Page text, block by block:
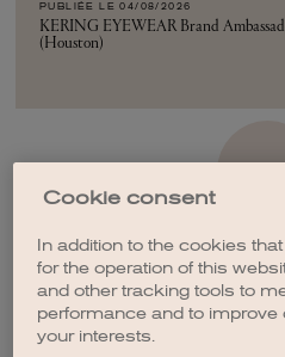
PUBLIÉE LE 04/08/2026
KERING EYEWEAR Brand
(Houston)
CRÉER UNE
Cookie consent
In addition to the cookies
for the operation of this
and other tracking tools to
performance and to improve
your interests.